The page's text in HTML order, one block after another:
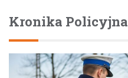
Kronika Policyjna